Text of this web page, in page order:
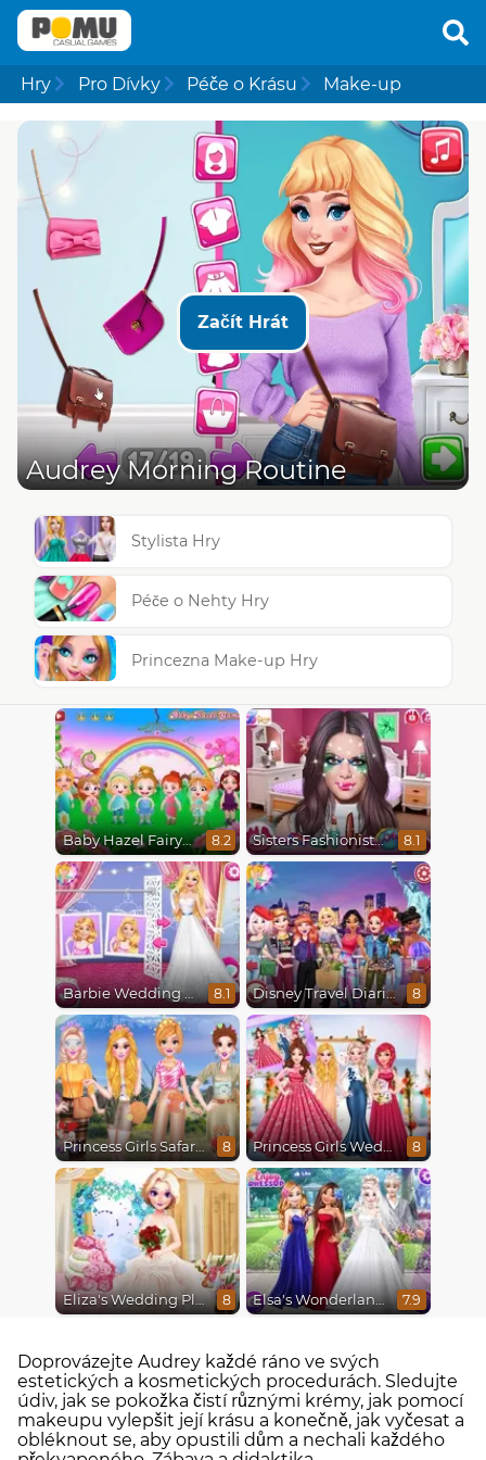
Hry Pro Dívky Péče o Krásu Make-up
Začít Hrát
Audrey Morning Routine
Stylista Hry
Péče o Nehty Hry
Princezna Make-up Hry
Baby Hazel Fairyland Ballet 8.2 Sisters Fashionista Makeup 8.1
Barbie Wedding Fun 8.1 Disney Travel Diaries: City Break 8
Princess Girls Safari Trip 8 Princess Girls Wedding Trip 8
Eliza's Wedding Planner 8 Elsa's Wonderland Wedding 7.9
Doprovázejte Audrey každé ráno ve svých
estetických a kosmetických procedurách. Sledujte
údiv, jak se pokožka čistí různými krémy, jak pomocí
makeupu vylepšit její krásu a konečně, jak vyčesat a
obléknout se, aby opustili dům a nechali každého